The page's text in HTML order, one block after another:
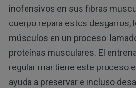
inofensivos en sus fibras
cuerpo repara estos desgarros,
músculos en un proceso
proteínas musculares. El
regular mantiene este proceso
ayuda a preservar e incluso